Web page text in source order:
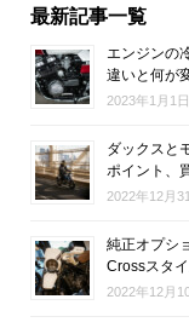
最新記事一覧
エンジンの
違いと何が
2023年1月1日
ダックスと
ポイント、
2022年12月
純正オプシ
Crossスタ
2022年12月